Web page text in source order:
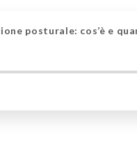
posturale: cos’è e